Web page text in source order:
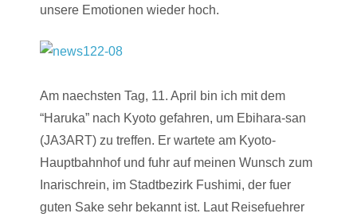
unsere Emotionen wieder hoch.
Am naechsten Tag, 11. April bin ich mit dem
“Haruka” nach Kyoto gefahren, um Ebihara-san
(JA3ART) zu treffen. Er wartete am Kyoto-
Hauptbahnhof und fuhr auf meinen Wunsch zum
Inarischrein, im Stadtbezirk Fushimi, der fuer
guten Sake sehr bekannt ist. Laut Reisefuehrer